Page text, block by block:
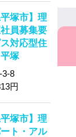
平塚市】理
員募集要
対応型住
塚
3-8
円
平塚市】理
ト・アル